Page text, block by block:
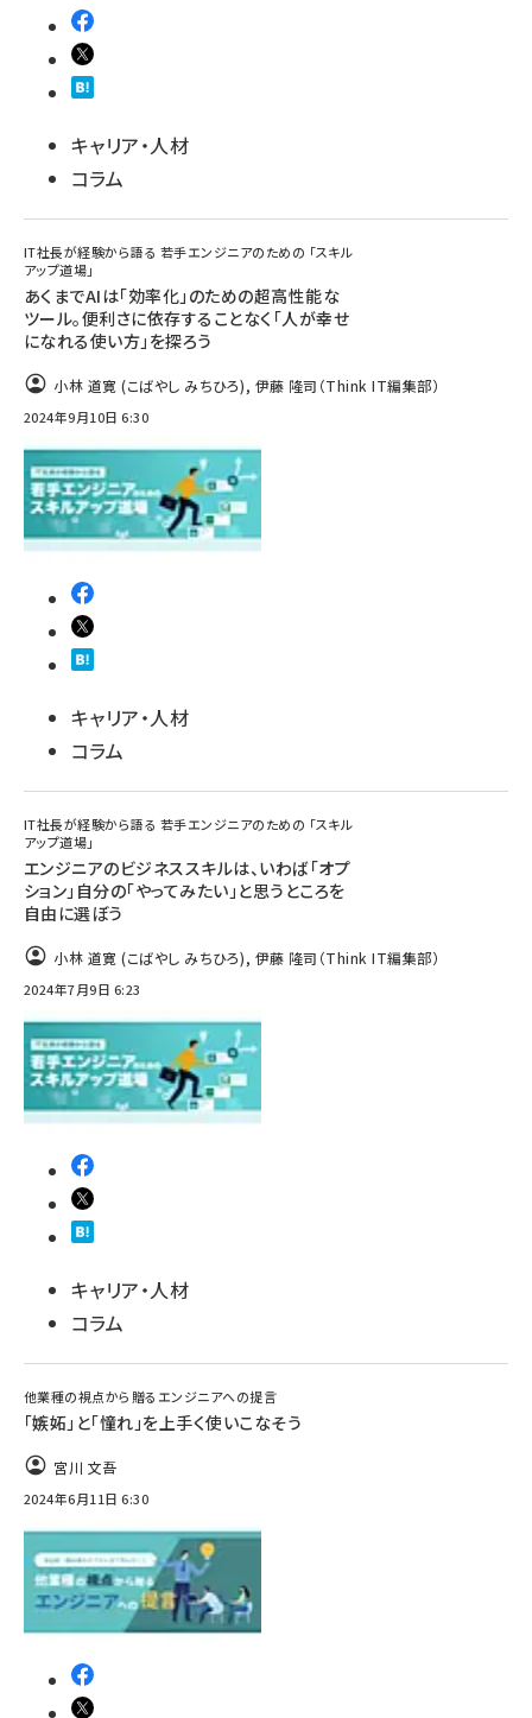
キャリア・人材
コラム
IT社長が経験から語る 若手エンジニアのための 「スキル
アップ道場」
あくまでAIは「効率化」のための超高性能な
ツール。便利さに依存することなく「人が幸せ
になれる使い方」を探ろう
小林 道寛 (こばやし みちひろ), 伊藤 隆司（Think IT編集部）
2024年9月10日 6:30
キャリア・人材
コラム
IT社長が経験から語る 若手エンジニアのための 「スキル
アップ道場」
エンジニアのビジネススキルは、いわば「オプ
ション」自分の「やってみたい」と思うところを
自由に選ぼう
小林 道寛 (こばやし みちひろ), 伊藤 隆司（Think IT編集部）
2024年7月9日 6:23
キャリア・人材
コラム
他業種の視点から贈るエンジニアへの提言
「嫉妬」と「憧れ」を上手く使いこなそう
宮川 文吾
2024年6月11日 6:30